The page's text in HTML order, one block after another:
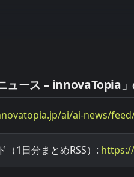
ュース – innovaTopia
ai/ai-news/
（1日分まとめRSS）: